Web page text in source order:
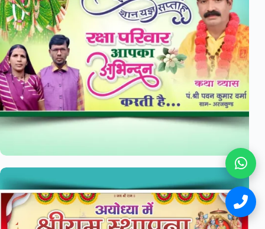
×
🔥 LIMITED OFFER
FHD Bundle Pack
इस वेबसाइट की सभी डिज़ाइनें एक साथ प्राप्त करें। प्रत्येक डिज़ाइन की
Editable
CDR एवंPSDफाइल उपलब्ध है। हजारों Premium Graphic
Designs अब एक ही Bundle Pack में।
23:59:52
🎯 Demo & Price देखें